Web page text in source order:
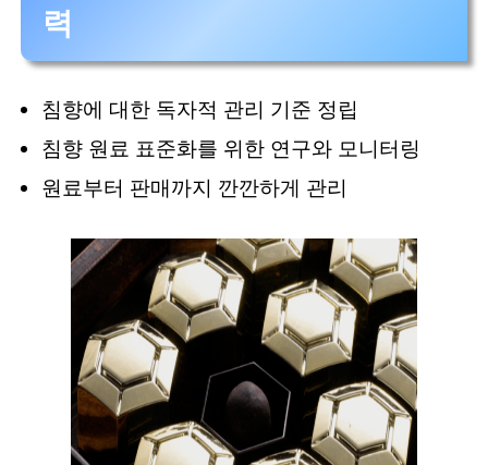
력
침향에 대한 독자적 관리 기준 정립
침향 원료 표준화를 위한 연구와 모니터링
원료부터 판매까지 깐깐하게 관리